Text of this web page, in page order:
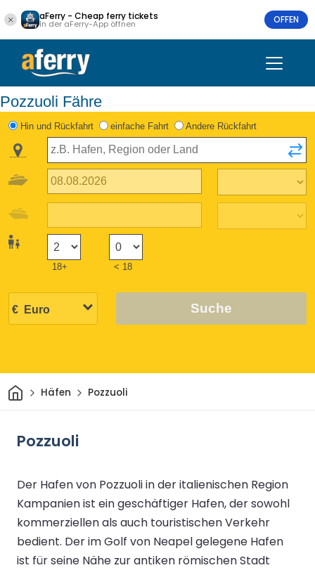
aFerry - Cheap ferry tickets
In der aFerry-App öffnen OFFEN
Pozzuoli Fähre
Hin und Rückfahrt einfache Fahrt Andere Rückfahrt
18+ < 18
Suche
HeimHäfen Pozzuoli
Pozzuoli
Der Hafen von Pozzuoli in der italienischen Region
Kampanien ist ein geschäftiger Hafen, der sowohl
kommerziellen als auch touristischen Verkehr
bedient. Der im Golf von Neapel gelegene Hafen
ist für seine Nähe zur antiken römischen Stadt